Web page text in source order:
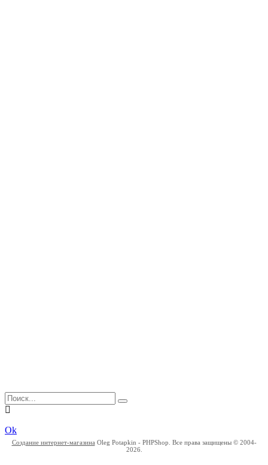
Ok
Создание интернет-магазина Oleg Potapkin - PHPShop. Все права защищены © 2004-
2026.